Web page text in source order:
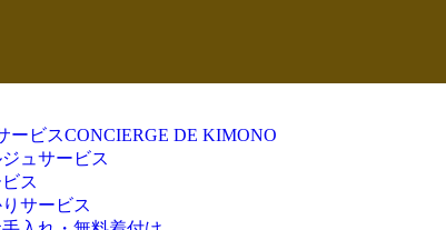
ービスCONCIERGE DE KIMONO
ュサービス
ス
サービス